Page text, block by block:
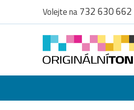
Volejte na732 630 662